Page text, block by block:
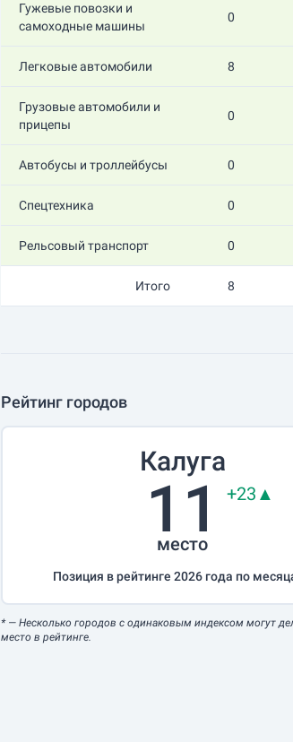
Гужевые повозки и
самоходные машины
0
Легковые автомобили 8
Грузовые автомобили и
прицепы
0
Автобусы и троллейбусы 0
Спецтехника 0
Рельсовый транспорт 0
Итого 8
Рейтинг городов
Калуга
11
место
+23▲
Позиция в рейтинге 2026 года по
*— Несколько городов с одинаковым индексом могут
место в рейтинге.